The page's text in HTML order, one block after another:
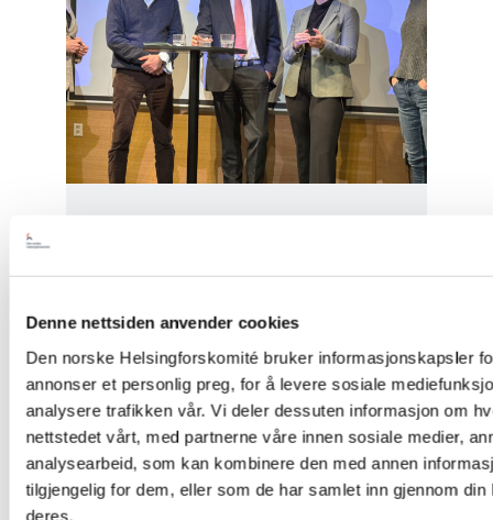
Denne nettsiden anvender cookies
Den norske Helsingforskomité bruker informasjonskapsler
annonser et personlig preg, for å levere sosiale
analysere trafikken vår. Vi deler dessuten informasjon om
nettstedet vårt, med partnerne våre innen sosiale medier,
analysearbeid, som kan kombinere den med annen
tilgjengelig for dem, eller som de har samlet inn gjennom din
deres.
Read
article
diskriminerende
lovforslag
mot